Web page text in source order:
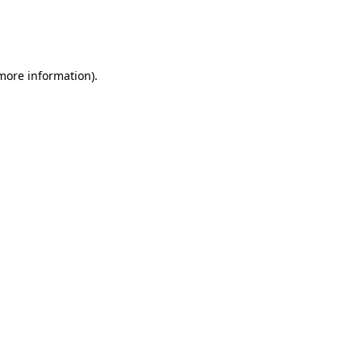
information).